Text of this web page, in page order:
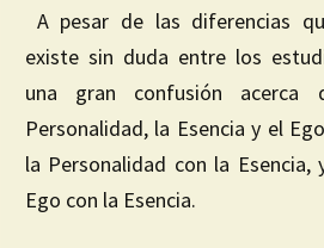
A pesar de las diferencias
existe sin duda entre los
una gran confusión
Personalidad, la Esencia y el
la Personalidad con la
Ego con la Esencia.